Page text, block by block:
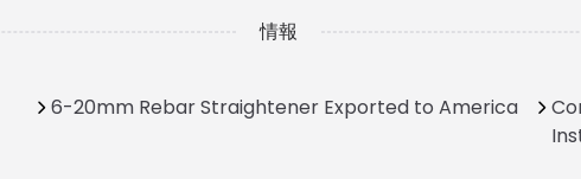
情報
6-20mm Rebar Straightener Exported to America